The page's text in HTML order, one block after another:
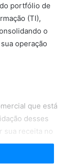
portfólio de
(TI),
o
operação
que está
desses
sua receita no